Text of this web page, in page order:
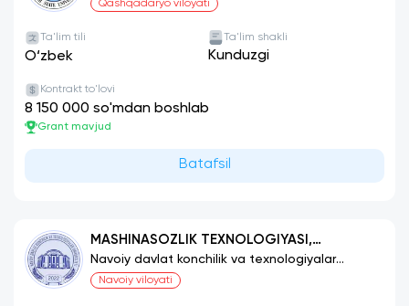
Qashqadaryo viloyati
Ta'lim tili
O‘zbek
Ta'lim shakli
Kunduzgi
Kontrakt to'lovi
8 150 000 so'mdan boshlab
Grant mavjud
Batafsil
MASHINASOZLIK TEXNOLOGIYASI,
MASHINASOZLIK ISHLAB CHIQARISHINI
JIHOZLASH VA AVTOMATLASHTIRISH
Navoiy davlat konchilik va texnologiyalar
universiteti
Navoiy viloyati